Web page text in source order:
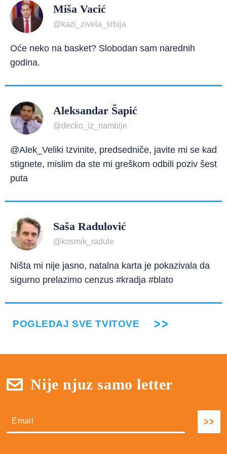
Miša Vacić
@kazi_zivela_srbija
Oće neko na basket? Slobodan sam narednih
godina.
Aleksandar Šapić
@decko_iz_nambije
@Alek_Veliki Izvinite, predsedniče, javite mi se kad
stignete, mislim da ste mi greškom odbili poziv šest
puta
Saša Radulović
@kosmik_radule
Ništa mi nije jasno, natalna karta je pokazivala da
sigurno prelazimo cenzus #kradja #blato
POGLEDAJ SVE TVITOVE
Nije njuz samo letter